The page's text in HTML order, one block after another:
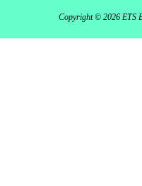
Copyright © 2026 ETS